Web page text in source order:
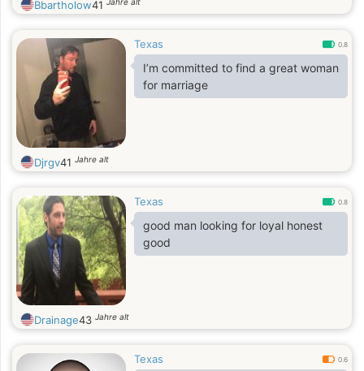
Bbartholow41
Texas 0.8
I’m committed to find a great woman
for marriage
Djrgv41 Jahre alt
Texas 0.8
good man looking for loyal honest
good
Drainage43 Jahre alt
Texas 0.6